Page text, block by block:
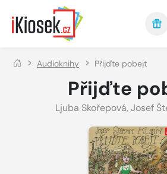
Přejít na hlavní obsah
Audioknihy Přijďte pobejt
Přijďte
Ljuba Skořepová, Josef